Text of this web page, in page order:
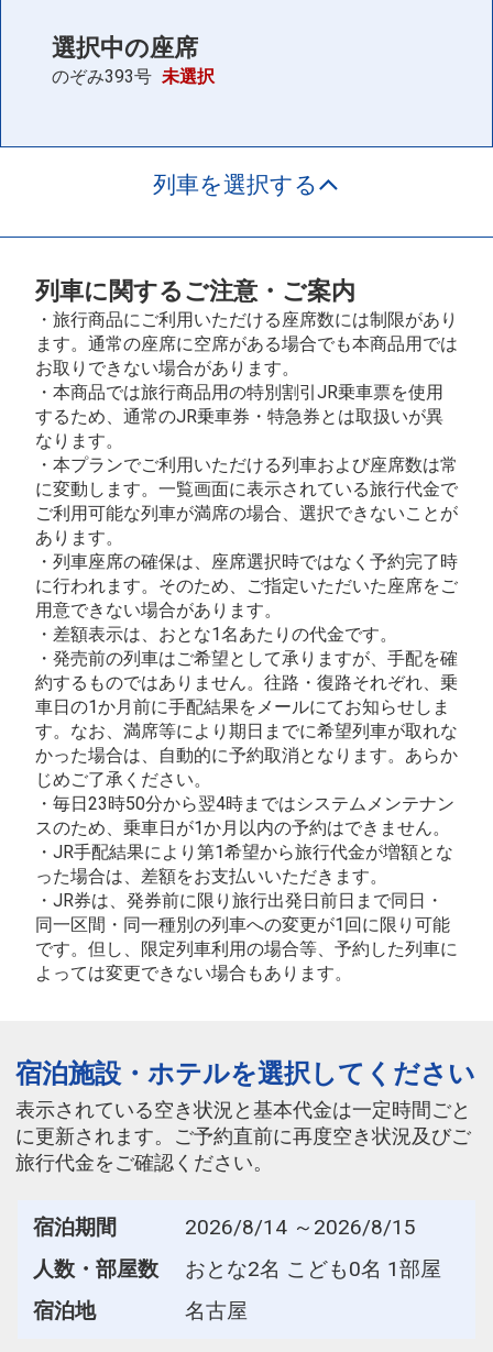
選択中の座席
のぞみ393号 未選択
列車を選択する
列車に関するご注意・ご案内
・旅行商品にご利用いただける座席数には制限があり
ます。通常の座席に空席がある場合でも本商品用では
お取りできない場合があります。
・本商品では旅行商品用の特別割引JR乗車票を使用
するため、通常のJR乗車券・特急券とは取扱いが異
なります。
・本プランでご利用いただける列車および座席数は常
に変動します。一覧画面に表示されている旅行代金で
ご利用可能な列車が満席の場合、選択できないことが
あります。
・列車座席の確保は、座席選択時ではなく予約完了時
に行われます。そのため、ご指定いただいた座席をご
用意できない場合があります。
・差額表示は、おとな1名あたりの代金です。
・発売前の列車はご希望として承りますが、手配を確
約するものではありません。往路・復路それぞれ、乗
車日の1か月前に手配結果をメールにてお知らせしま
す。なお、満席等により期日までに希望列車が取れな
かった場合は、自動的に予約取消となります。あらか
じめご了承ください。
・毎日23時50分から翌4時まではシステムメンテナン
スのため、乗車日が1か月以内の予約はできません。
・JR手配結果により第1希望から旅行代金が増額とな
った場合は、差額をお支払いいただきます。
・JR券は、発券前に限り旅行出発日前日まで同日・
同一区間・同一種別の列車への変更が1回に限り可能
です。但し、限定列車利用の場合等、予約した列車に
よっては変更できない場合もあります。
宿泊施設・ホテルを選択してください
表示されている空き状況と基本代金は一定時間ごと
に更新されます。ご予約直前に再度空き状況及びご
旅行代金をご確認ください。
宿泊期間
2026/8/14 ～2026/8/15
人数・部屋数
おとな2名 こども0名 1部屋
宿泊地
名古屋